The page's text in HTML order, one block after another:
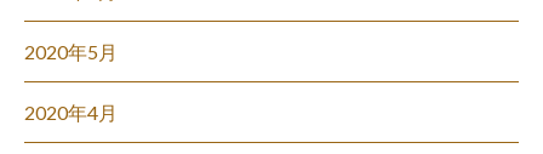
2020年5月
2020年4月